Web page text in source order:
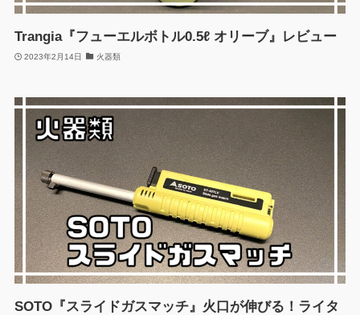
Trangia『フューエルボトル0.5ℓ オリーブ』レビュー
2023年2月14日 火器類
SOTO『スライドガスマッチ』火口が伸びる！ライタ